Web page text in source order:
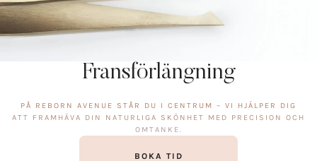
Fransförlängning
PÅ REBORN AVENUE STÅR DU I CENTRUM – VI HJÄLPER DIG
ATT FRAMHÄVA DIN NATURLIGA SKÖNHET MED PRECISION OCH
OMTANKE.
BOKA TID